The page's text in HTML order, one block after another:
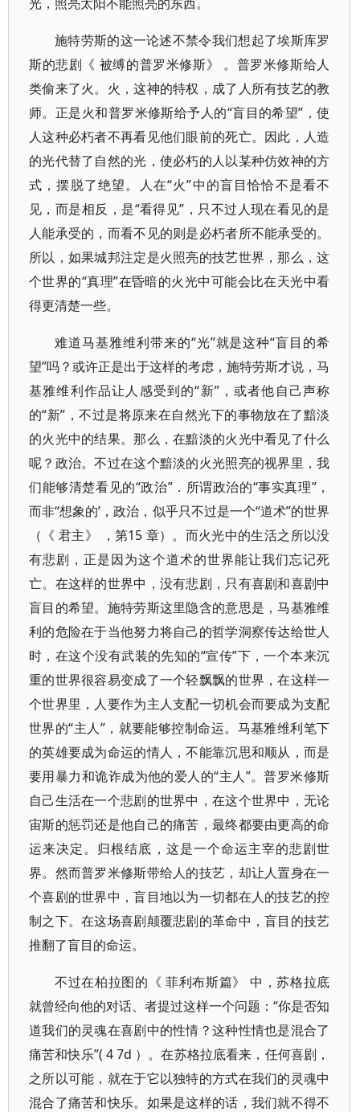
施特劳斯的这一论述不禁令我们想起了埃斯库罗
斯的悲剧《 被缚的普罗米修斯》 。普罗米修斯给人
类偷来了火。火，这神的特权，成了人所有技艺的教
师。正是火和普罗米修斯给予人的“盲目的希望”，使
人这种必朽者不再看见他们眼前的死亡。因此，人造
的光代替了自然的光，使必朽的人以某种仿效神的方
式，摆脱了绝望。人在“火”中的盲目恰恰不是看不
见，而是相反，是“看得见”，只不过人现在看见的是
人能承受的，而看不见的则是必朽者所不能承受的。
所以，如果城邦注定是火照亮的技艺世界，那么，这
个世界的“真理”在昏暗的火光中可能会比在天光中看
得更清楚一些。
难道马基雅维利带来的“光”就是这种“盲目的希
望”吗？或许正是出于这样的考虑，施特劳斯才说，马
基雅维利作品让人感受到的“新”，或者他自己声称
的“新”，不过是将原来在自然光下的事物放在了黯淡
的火光中的结果。那么，在黯淡的火光中看见了什么
呢？政治。不过在这个黯淡的火光照亮的视界里，我
们能够清楚看见的“政治”．所谓政治的“事实真理”，
而非“想象的’，政治，似乎只不过是一个“道术”的世界
（《 君主》 ，第15 章）。而火光中的生活之所以没
有悲剧，正是因为这个道术的世界能让我们忘记死
亡。在这样的世界中，没有悲剧，只有喜剧和喜剧中
盲目的希望。施特劳斯这里隐含的意思是，马基雅维
利的危险在于当他努力将自己的哲学洞察传达给世人
时，在这个没有武装的先知的“宣传”下，一个本来沉
重的世界很容易变成了一个轻飘飘的世界，在这样一
个世界里，人要作为主人支配一切机会而要成为支配
世界的“主人”，就要能够控制命运。马基雅维利笔下
的英雄要成为命运的情人，不能靠沉思和顺从，而是
要用暴力和诡诈成为他的爱人的“主人”。普罗米修斯
自己生活在一个悲剧的世界中，在这个世界中，无论
宙斯的惩罚还是他自己的痛苦，最终都要由更高的命
运来决定。归根结底，这是一个命运主宰的悲剧世
界。然而普罗米修斯带给人的技艺，却让人置身在一
个喜剧的世界中，盲目地以为一切都在人的技艺的控
制之下。在这场喜剧颠覆悲剧的革命中，盲目的技艺
推翻了盲目的命运。
不过在柏拉图的《 菲利布斯篇》 中，苏格拉底
就曾经向他的对话、者提过这样一个问题：“你是否知
道我们的灵魂在喜剧中的性情？这种性情也是混合了
痛苦和快乐”( 4 7d ）。在苏格拉底看来，任何喜剧，
之所以可能，就在于它以独特的方式在我们的灵魂中
混合了痛苦和快乐。如果是这样的话，我们就不得不